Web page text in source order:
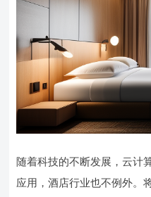
随着科技的不断发展，云计
应用，酒店行业也不例外。